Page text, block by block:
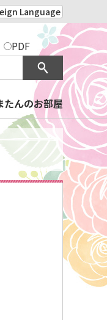
Language
PDF
たんのお部屋